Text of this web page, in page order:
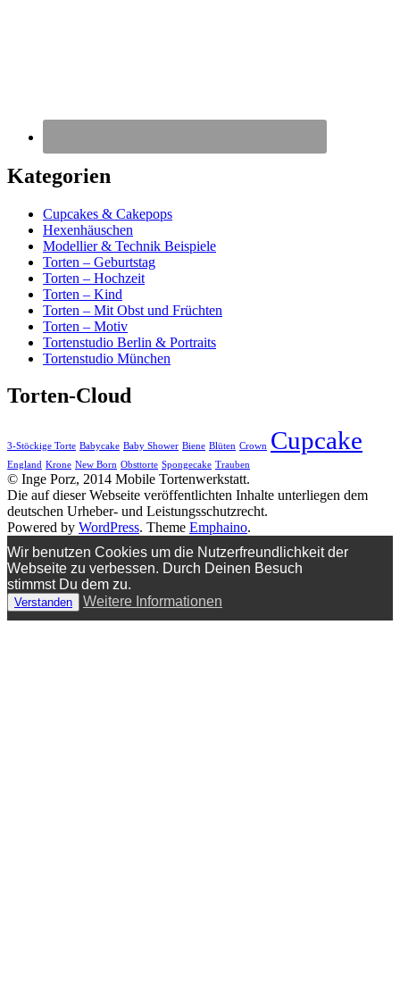
Kategorien
Cupcakes & Cakepops
Hexenhäuschen
Modellier & Technik Beispiele
Torten – Geburtstag
Torten – Hochzeit
Torten – Kind
Torten – Mit Obst und Früchten
Torten – Motiv
Tortenstudio Berlin & Portraits
Tortenstudio München
Torten-Cloud
3-Stöckige Torte Babycake Baby Shower Biene Blüten Crown Cupcake
England Krone New Born Obsttorte Spongecake Trauben
© Inge Porz, 2014 Mobile Tortenwerkstatt.
Die auf dieser Webseite veröffentlichten Inhalte unterliegen dem
deutschen Urheber- und Leistungsschutzrecht.
Powered by WordPress. Theme Emphaino.
Wir benutzen Cookies um die Nutzerfreundlichkeit der
Webseite zu verbessen. Durch Deinen Besuch
stimmst Du dem zu.
Verstanden Weitere Informationen